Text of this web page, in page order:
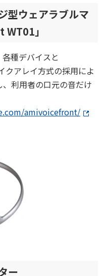
型ウェアラブルマ
」
種デバイスと
アレイ方式の採用によ
利用者の口元の音だけ
amivoicefront/
ー